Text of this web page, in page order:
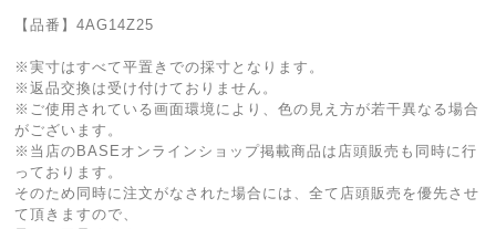
【品番】4AG14Z25
※実寸はすべて平置きでの採寸となります。
※返品交換は受け付けておりません。
※ご使用されている画面環境により、色の見え方が若干異なる場合
がございます。
※当店のBASEオンラインショップ掲載商品は店頭販売も同時に行
っております。
そのため同時に注文がなされた場合には、全て店頭販売を優先させ
て頂きますので、